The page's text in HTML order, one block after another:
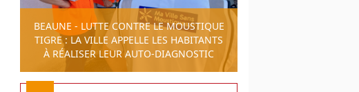
BEAUNE - LUTTE CONTRE LE MOUSTIQUE
TIGRE : LA VILLE APPELLE LES HABITANTS
À RÉALISER LEUR AUTO-DIAGNOSTIC